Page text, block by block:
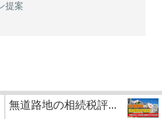
提案
無道路地の相続税評...